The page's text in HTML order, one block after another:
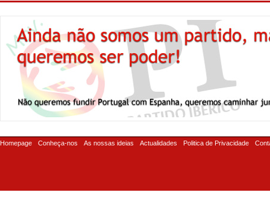
Homepage Conheça-nos As nossas ideias Actualidades Politica de Privacidade